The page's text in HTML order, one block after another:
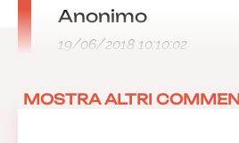
Anonimo
19/06/2018 10:10:02
MOSTRA ALTRI